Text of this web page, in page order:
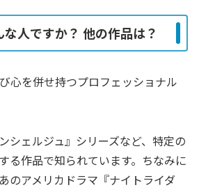
人ですか？ 他の作品は？
心を併せ持つプロフェッショナル
シェルジュ』シリーズなど、特定の
る作品で知られています。ちなみに
のアメリカドラマ『ナイトライダ